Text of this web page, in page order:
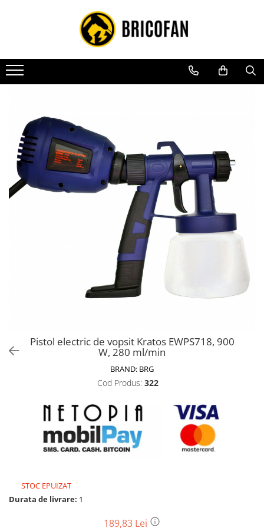
Toate Produsele
Vehicule electrice
Atv
Fără permis
Masini electrice
Motocross
Piese de schimb vehicule electrice
Scutere electrice
Biciclete, trotinete, triciclete
Motoburghie si accesorii
Drujbe pe benzina
Drujbe cu acumulator
Consumabile drujbe, fierastraie
Unelte electrice busteni
Mori cereale si batoze porumb
Batoze - mori desfacat porumb
Pistol electric de vopsit Kratos EWPS718, 900
W, 280 ml/min
BRAND: BRG
Cod Produs: 322
STOC EPUIZAT
Durata de livrare: 1
189,83 Lei